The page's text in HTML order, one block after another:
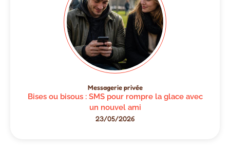
Messagerie privée
Bises ou bisous : SMS pour rompre la glace avec
un nouvel ami
23/05/2026